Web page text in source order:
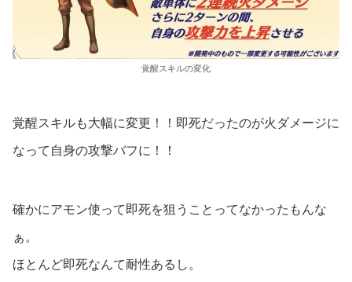
覚醒スキルの変化
覚醒スキルも大幅に変更！！即死だったのが火ダメージに
なって自身の攻撃バフに！！
確かにアモン使って即死を狙うことってなかったもんな
ぁ。
ほとんど即死なんて耐性あるし。